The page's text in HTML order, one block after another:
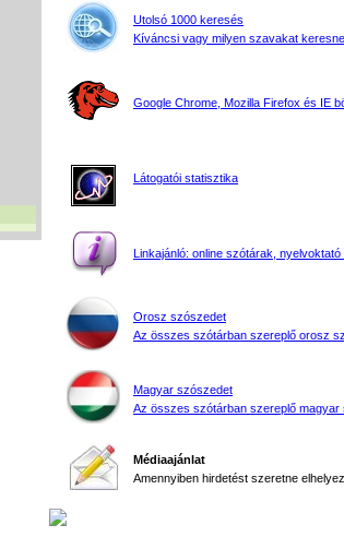
Utolsó 1000 keresés
Kíváncsi vagy milyen szavakat
Google Chrome, Mozilla Firefox és IE
Látogatói statisztika
Linkajánló: online szótárak, nyelvoktató
Orosz szószedet
Az összes szótárban szereplő orosz
Magyar szószedet
Az összes szótárban szereplő magyar
Médiaajánlat
Amennyiben hirdetést szeretne